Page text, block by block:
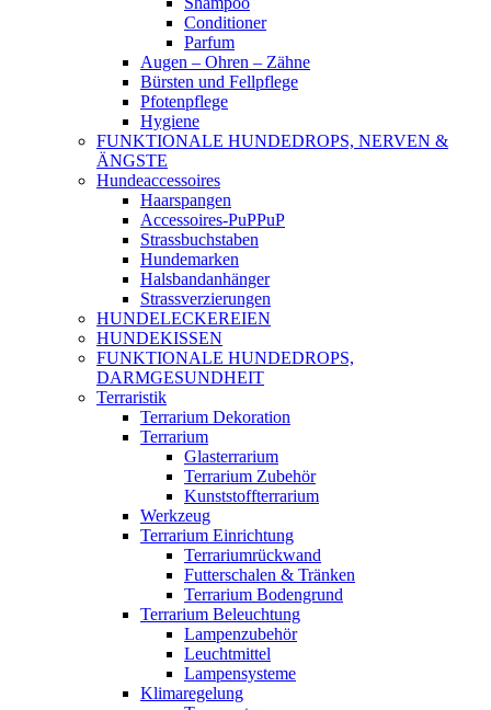
Conditioner
Parfum
Augen – Ohren – Zähne
Bürsten und Fellpflege
Pfotenpflege
Hygiene
FUNKTIONALE HUNDEDROPS, NERVEN &
ÄNGSTE
Hundeaccessoires
Haarspangen
Accessoires-PuPPuP
Strassbuchstaben
Hundemarken
Halsbandanhänger
Strassverzierungen
HUNDELECKEREIEN
HUNDEKISSEN
FUNKTIONALE HUNDEDROPS,
DARMGESUNDHEIT
Terraristik
Terrarium Dekoration
Terrarium
Glasterrarium
Terrarium Zubehör
Kunststoffterrarium
Werkzeug
Terrarium Einrichtung
Terrariumrückwand
Futterschalen & Tränken
Terrarium Bodengrund
Terrarium Beleuchtung
Lampenzubehör
Leuchtmittel
Lampensysteme
Klimaregelung